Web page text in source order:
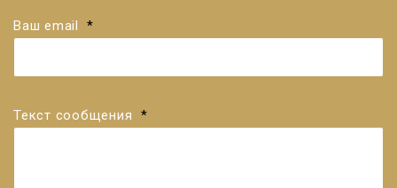
Ваш email *
Текст сообщения *